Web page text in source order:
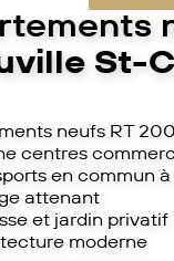
St-
neufs RT
centres
en commun
attenant
et jardin privatif
moderne